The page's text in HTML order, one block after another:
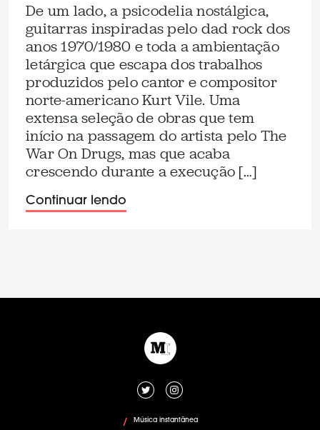
De um lado, a psicodelia nostálgica,
guitarras inspiradas pelo dad rock dos
anos 1970/1980 e toda a ambientação
letárgica que escapa dos trabalhos
produzidos pelo cantor e compositor
norte-americano Kurt Vile. Uma
extensa seleção de obras que tem
início na passagem do artista pelo The
War On Drugs, mas que acaba
crescendo durante a execução […]
Continuar lendo
/ Música instantânea